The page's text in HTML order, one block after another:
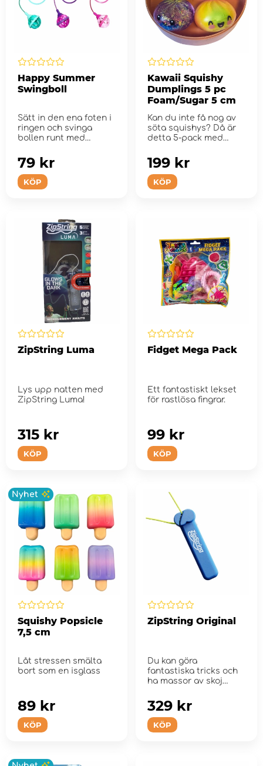
Happy Summer
Swingboll
Sätt in den ena foten i
ringen och svinga
bollen runt med
KÖP
79 kr
Kawaii Squishy
Dumplings 5 pc
Foam/Sugar 5 cm
Kan du inte få nog av
söta squishys? Då är
detta 5-pack med
KÖP
199 kr
ZipString Luma
Lys upp natten med
ZipString Luma!
KÖP
315 kr
Fidget Mega Pack
Ett fantastiskt lekset
för rastlösa fingrar.
KÖP
99 kr
Nyhet
Squishy Popsicle
7,5 cm
Låt stressen smälta
bort som en isglass
KÖP
89 kr
ZipString Original
Du kan göra
fantastiska tricks och
ha massor av skoj
KÖP
329 kr